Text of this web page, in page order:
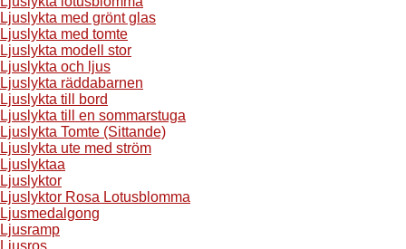
Ljuslykta med grönt glas
Ljuslykta med tomte
Ljuslykta modell stor
Ljuslykta och ljus
Ljuslykta räddabarnen
Ljuslykta till bord
Ljuslykta till en sommarstuga
Ljuslykta Tomte (Sittande)
Ljuslykta ute med ström
Ljuslyktaa
Ljuslyktor
Ljuslyktor Rosa Lotusblomma
Ljusmedalgong
Ljusramp
Ljusros